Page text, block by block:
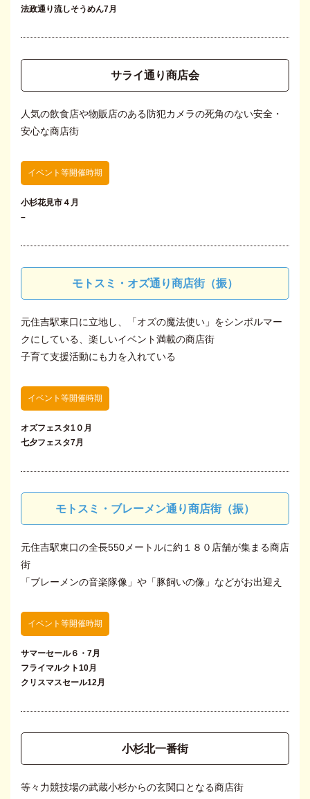
法政通り流しそうめん7月
サライ通り商店会
人気の飲食店や物販店のある防犯カメラの死角のない安全・
安心な商店街
イベント等開催時期
小杉花見市４月
–
モトスミ・オズ通り商店街（振）
元住吉駅東口に立地し、「オズの魔法使い」をシンボルマー
クにしている、楽しいイベント満載の商店街
子育て支援活動にも力を入れている
イベント等開催時期
オズフェスタ1０月
七夕フェスタ7月
モトスミ・ブレーメン通り商店街（振）
元住吉駅東口の全長550メートルに約１８０店舗が集まる商店
街
「ブレーメンの音楽隊像」や「豚飼いの像」などがお出迎え
イベント等開催時期
サマーセール６・7月
フライマルクト10月
クリスマスセール12月
小杉北一番街
等々力競技場の武蔵小杉からの玄関口となる商店街